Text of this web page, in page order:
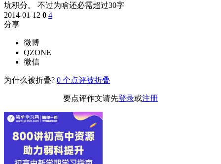
坑积分。 不过为啥还必需超过30字
2014-01-12 0 4
分享
微博
QZONE
微信
为什么被折叠? 0 个点评被折叠
要点评作文请先登录或注册